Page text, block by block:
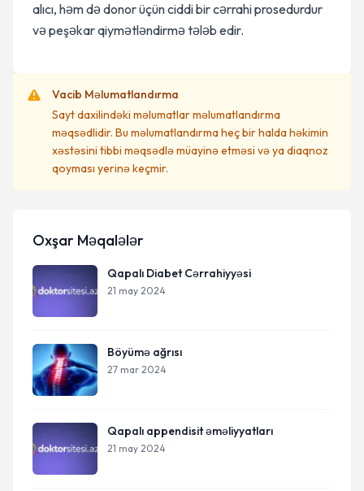
alıcı, həm də donor üçün ciddi bir cərrahi prosedurdur
və peşəkar qiymətləndirmə tələb edir.
Vacib Məlumatlandırma
Sayt daxilindəki məlumatlar məlumatlandırma
məqsədlidir. Bu məlumatlandırma heç bir halda həkimin
xəstəsini tibbi məqsədlə müayinə etməsi və ya diaqnoz
qoyması yerinə keçmir.
Oxşar Məqalələr
Qapalı Diabet Cərrahiyyəsi
21 may 2024
Böyümə ağrısı
27 mar 2024
Qapalı appendisit əməliyyatları
21 may 2024